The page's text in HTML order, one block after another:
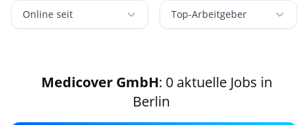
Online seit Top-Arbeitgeber
Medicover GmbH: 0 aktuelle Jobs in
Berlin